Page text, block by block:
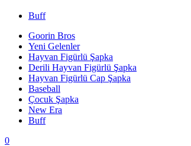
Buff
Goorin Bros
Yeni Gelenler
Hayvan Figürlü Şapka
Derili Hayvan Figürlü Şapka
Hayvan Figürlü Cap Şapka
Baseball
Çocuk Şapka
New Era
Buff
0